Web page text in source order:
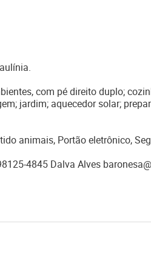
com pé direito duplo;
jardim; aquecedor solar;
animais, Portão eletrônico,
4845 Dalva Alves